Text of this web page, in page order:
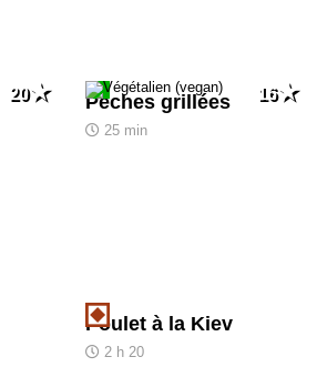
20 Pêches grillées
25 min
16
Poulet à la Kiev
2 h 20